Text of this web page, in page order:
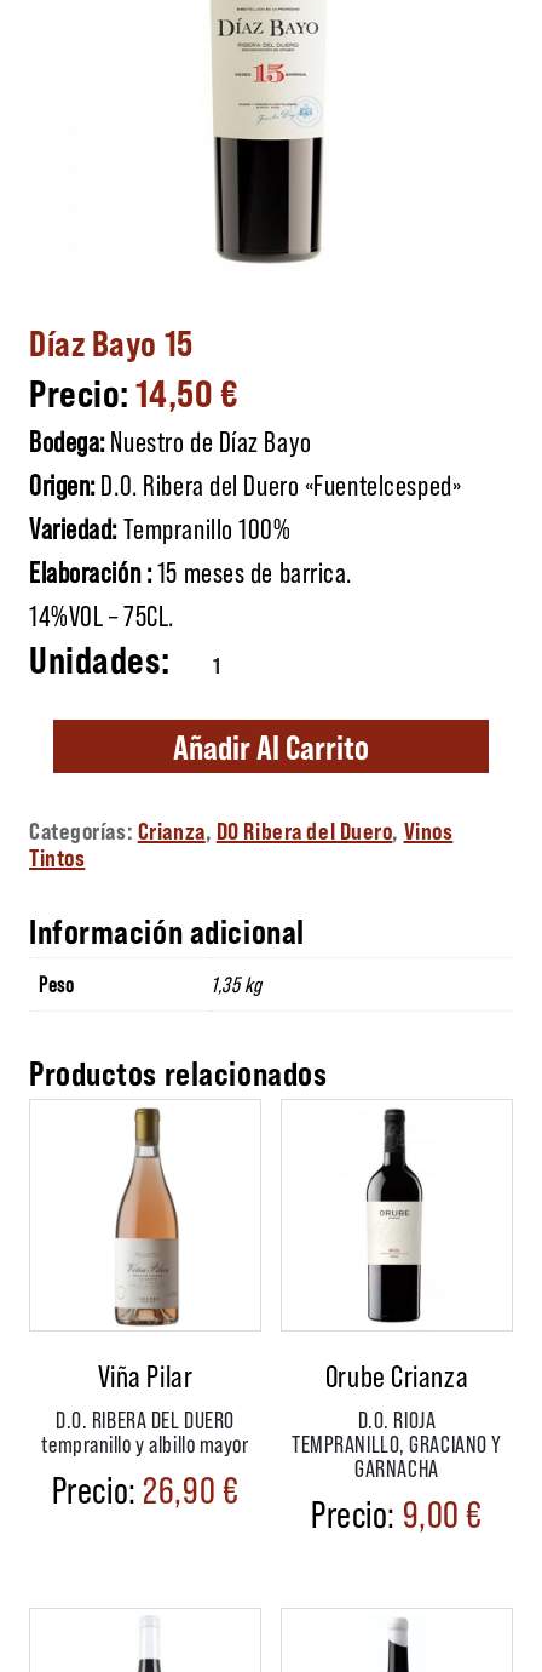
Díaz Bayo 15
14,50€
Bodega:Nuestro de Díaz Bayo
Origen:D.O. Ribera del Duero «Fuentelcesped»
Variedad:Tempranillo 100%
Elaboración :15 meses de barrica.
14%VOL – 75CL.
Díaz Bayo 15 cantidad
Añadir Al Carrito
Categorías: Crianza, DO Ribera del Duero, Vinos
Tintos
Información adicional
Peso 1,35 kg
Productos relacionados
Viña Pilar
D.O. RIBERA DEL DUERO
tempranillo y albillo mayor
26,90€
Orube Crianza
D.O. RIOJA
TEMPRANILLO, GRACIANO Y
GARNACHA
9,00€